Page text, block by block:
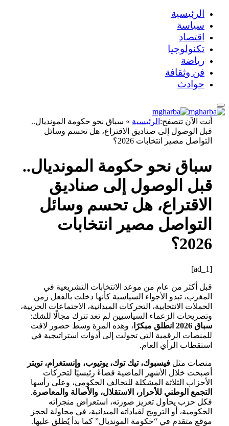
الرئيسية
سياسة
اقتصاد
تكنولوجيا
رياضة
فن وثقافة
حوادث
أنت الآن تتصفح: الرئيسية » سباق نحو حكومة المونديال..
قبل الوصول إلى صناديق الاقتراع، هل تحسم وسائل
التواصل مصير انتخابات 2026؟
سباق نحو حكومة المونديال..
قبل الوصول إلى صناديق
الاقتراع، هل تحسم وسائل
التواصل مصير انتخابات
2026؟
[ad_1]
قبل أكثر من عام من موعد الانتخابات التشريعية في
المغرب، تبدو الأجواء السياسية كأنها دخلت بالفعل زمن
الحملات الانتخابية، التحركات الميدانية، الاجتماعات الحزبية،
وتصريحات الزعماء السياسيين لم تعد تترك مجالًا للشك:
سباق 2026 انطلق مبكرًا
، وهذه المرة وسط حضور لافت
للمنصات الرقمية التي تحولت إلى أدوات استراتيجية في
استقطاب الرأي العام.
منصات مثل فيسبوك، تيك توك، يوتيوب، وإنستغرام، تويتر
أصبحت خلال الأشهر الماضية فضاءً رئيسيًا لتحركات
الأحزاب الثلاثة المشكلة للتحالف الحكومي، وعلى رأسها
التجمع الوطني للأحرار، الاستقلال، والأصالة والمعاصرة.
فكل حزب يحاول تعزيز صورته، استعراض منجزاته
الحكومية، أو الترويج لقياداته الميدانية، في محاولة لحجز
موقع متقدم في “حكومة المونديال” كما بدأ يُطلق عليها.